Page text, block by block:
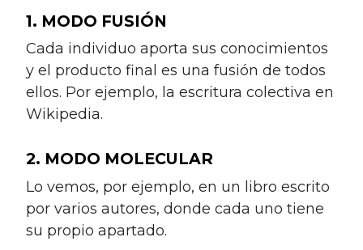
1. MODO FUSIÓN
Cada individuo aporta sus conocimientos
y el producto final es una fusión de todos
ellos. Por ejemplo, la escritura colectiva en
Wikipedia.
2. MODO MOLECULAR
Lo vemos, por ejemplo, en un libro escrito
por varios autores, donde cada uno tiene
su propio apartado.